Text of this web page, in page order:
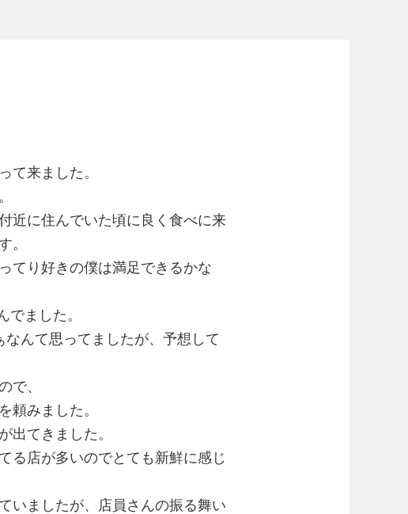
て来ました。
近に住んでいた頃に良く食べに来
。
てり好きの僕は満足できるかな
ました。
んて思ってましたが、予想して
で、
頼みました。
出てきました。
る店が多いのでとても新鮮に感じ
いましたが、店員さんの振る舞い